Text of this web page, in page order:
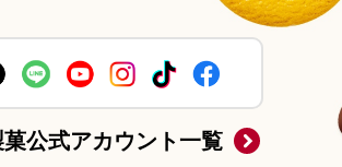
公式アカウント一覧